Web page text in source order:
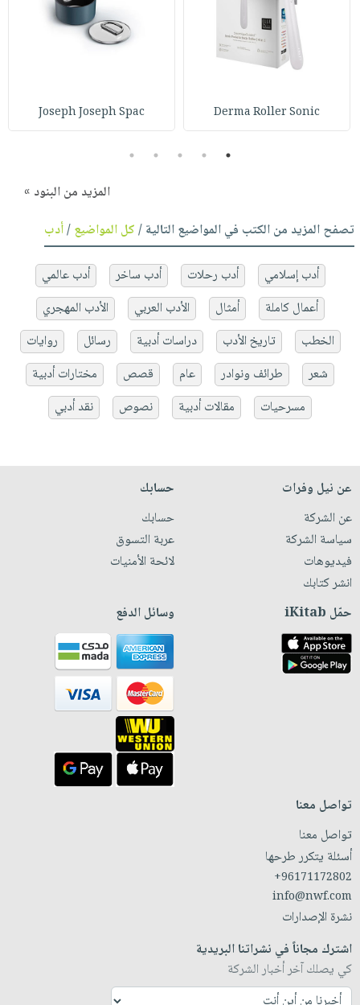
Derma Roller Sonic
Joseph Joseph Spac
1
2
3
4
5
المزيد من البنود »
تصفح المزيد من الكتب في المواضيع التالية /كل المواضيع/أدب
أدب إسلامي أدب رحلات أدب ساخر
أدب عالمي
أعمال كاملة
أمثال الأدب العربي
الأدب المهجري
الخطب
تاريخ الأدب دراسات أدبية رسائل
روايات
شعر
طرائف ونوادر عام قصص
مختارات أدبية
مسرحيات
مقالات أدبية نصوص نقد أدبي
عن نيل وفرات
عن الشركة
سياسة الشركة
فيديوهات
انشر كتابك
حسابك
حسابك
عربة التسوق
لائحة الأمنيات
حمّل iKitab وسائل الدفع
تواصل معنا
تواصل معنا
أسئلة يتكرر طرحها
+96171172802
info@nwf.com
نشرة الإصدارات
اشترك مجاناً في نشراتنا البريدية
كي يصلك آخر أخبار الشركة